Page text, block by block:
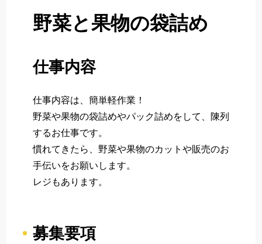
Newer
いますぐ応募する
野菜と果物の袋詰め
仕事内容
仕事内容は、簡単軽作業！
野菜や果物の袋詰めやパック詰めをして、陳列
するお仕事です。
慣れてきたら、野菜や果物のカットや販売のお
手伝いをお願いします。
レジもあります。
募集要項